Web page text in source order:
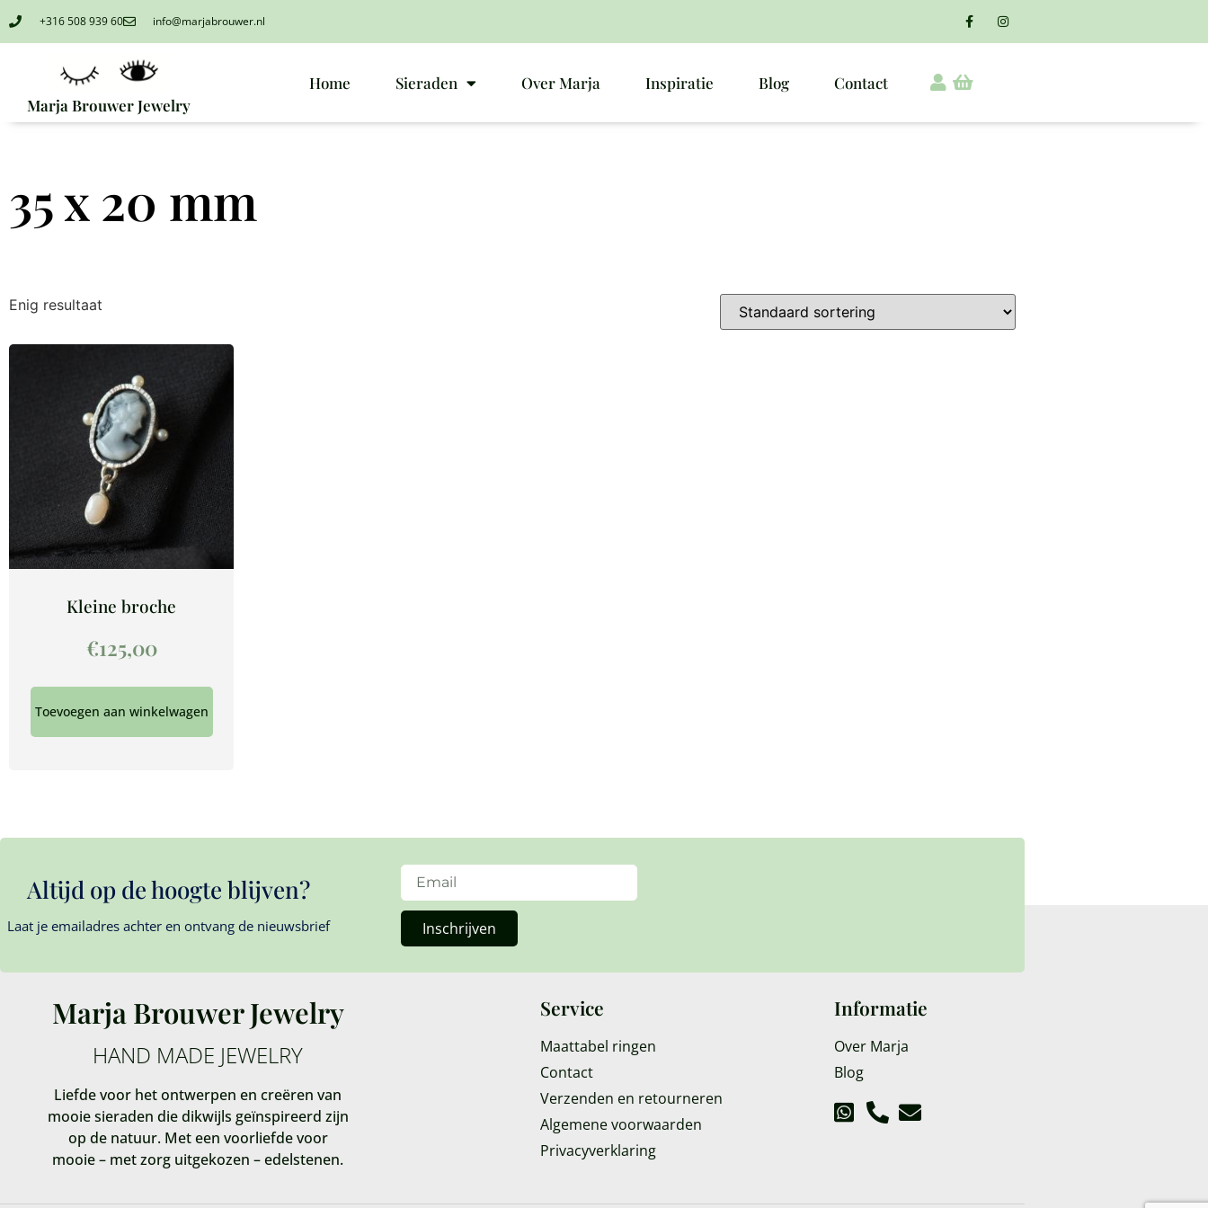
+316 508 939 60 info@marjabrouwer.nl
Marja Brouwer Jewelry
Home Sieraden Over Marja Inspiratie Blog Contact
35 x 20 mm
Enig resultaat
Kleine broche
€125,00
Toevoegen aan winkelwagen
Altijd op de hoogte blijven?
Laat je emailadres achter en ontvang de nieuwsbrief Inschrijven
Marja Brouwer Jewelry
HAND MADE JEWELRY
Liefde voor het ontwerpen en creëren van
mooie sieraden die dikwijls geïnspireerd zijn
op de natuur. Met een voorliefde voor
mooie – met zorg uitgekozen – edelstenen.
Service
Maattabel ringen
Contact
Verzenden en retourneren
Algemene voorwaarden
Privacyverklaring
Informatie
Over Marja
Blog